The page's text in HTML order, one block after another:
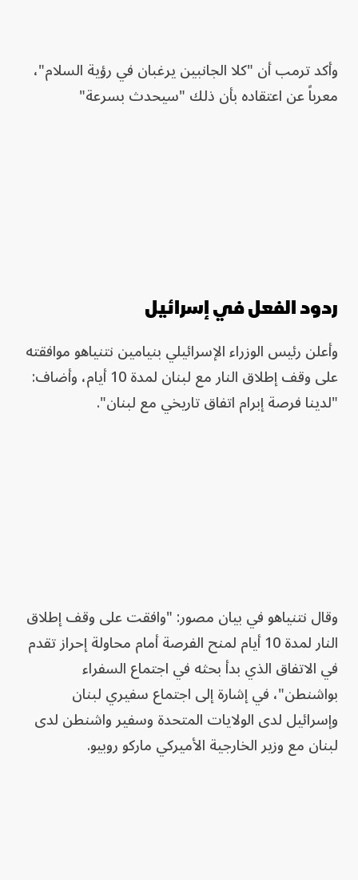
وأكد ترمب أن "كلا الجانبين يرغبان في رؤية السلام"،
معرباً عن اعتقاده بأن ذلك "سيحدث بسرعة"
ردود الفعل في إسرائيل
وأعلن رئيس الوزراء الإسرائيلي بنيامين نتنياهو موافقته
على وقف إطلاق النار مع لبنان لمدة 10 أيام، وأضاف:
"لدينا فرصة إبرام اتفاق تاريخي مع لبنان".
وقال نتنياهو في بيان مصور: "وافقت على وقف إطلاق
النار لمدة 10 أيام لمنح الفرصة أمام محاولة إحراز تقدم
في الاتفاق الذي بدأ بحثه في اجتماع السفراء
بواشنطن"، في إشارة إلى اجتماع سفيري لبنان
وإسرائيل لدى الولايات المتحدة وسفير واشنطن لدى
لبنان مع وزير الخارجية الأميركي ماركو روبيو.